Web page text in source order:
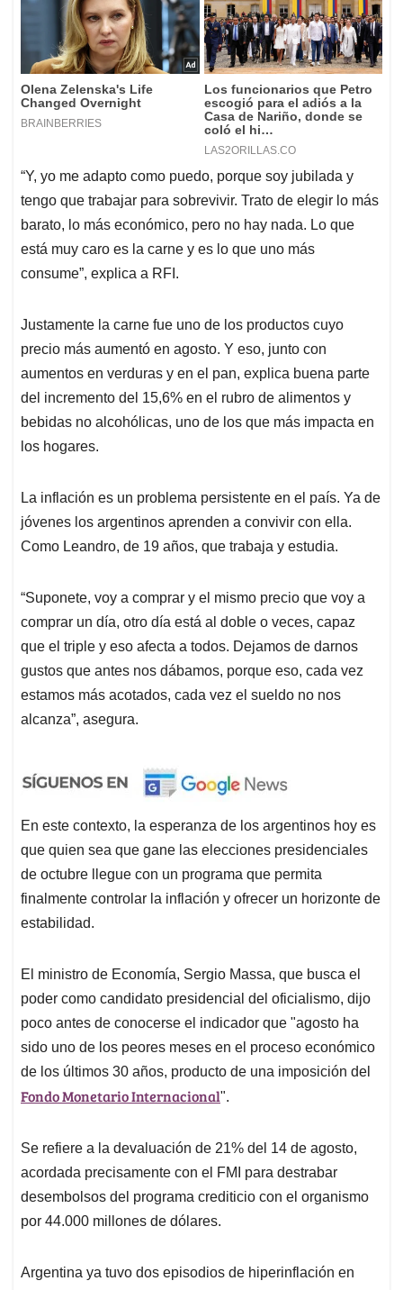
“Y, yo me adapto como puedo, porque soy jubilada y
tengo que trabajar para sobrevivir. Trato de elegir lo más
barato, lo más económico, pero no hay nada. Lo que
está muy caro es la carne y es lo que uno más
consume”, explica a RFI.
Justamente la carne fue uno de los productos cuyo
precio más aumentó en agosto. Y eso, junto con
aumentos en verduras y en el pan, explica buena parte
del incremento del 15,6% en el rubro de alimentos y
bebidas no alcohólicas, uno de los que más impacta en
los hogares.
La inflación es un problema persistente en el país. Ya de
jóvenes los argentinos aprenden a convivir con ella.
Como Leandro, de 19 años, que trabaja y estudia.
“Suponete, voy a comprar y el mismo precio que voy a
comprar un día, otro día está al doble o veces, capaz
que el triple y eso afecta a todos. Dejamos de darnos
gustos que antes nos dábamos, porque eso, cada vez
estamos más acotados, cada vez el sueldo no nos
alcanza”, asegura.
En este contexto, la esperanza de los argentinos hoy es
que quien sea que gane las elecciones presidenciales
de octubre llegue con un programa que permita
finalmente controlar la inflación y ofrecer un horizonte de
estabilidad.
El ministro de Economía, Sergio Massa, que busca el
poder como candidato presidencial del oficialismo, dijo
poco antes de conocerse el indicador que "agosto ha
sido uno de los peores meses en el proceso económico
de los últimos 30 años, producto de una imposición del
Fondo Monetario Internacional".
Se refiere a la devaluación de 21% del 14 de agosto,
acordada precisamente con el FMI para destrabar
desembolsos del programa crediticio con el organismo
por 44.000 millones de dólares.
Argentina ya tuvo dos episodios de hiperinflación en